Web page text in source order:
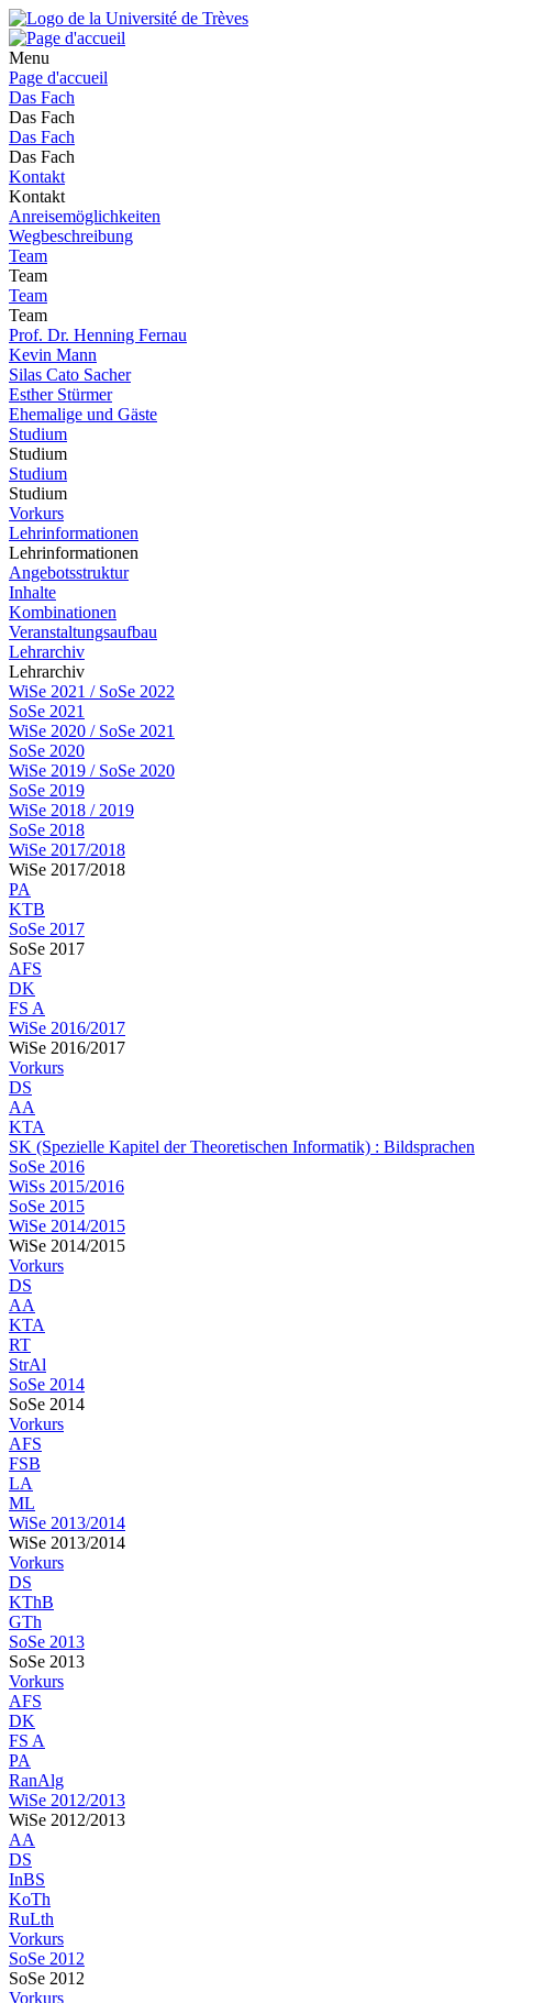
Menu
Page d'accueil
Das Fach
Das Fach
Das Fach
Das Fach
Kontakt
Kontakt
Anreisemöglichkeiten
Wegbeschreibung
Team
Team
Team
Team
Prof. Dr. Henning Fernau
Kevin Mann
Silas Cato Sacher
Esther Stürmer
Ehemalige und Gäste
Studium
Studium
Studium
Studium
Vorkurs
Lehrinformationen
Lehrinformationen
Angebotsstruktur
Inhalte
Kombinationen
Veranstaltungsaufbau
Lehrarchiv
Lehrarchiv
WiSe 2021 / SoSe 2022
SoSe 2021
WiSe 2020 / SoSe 2021
SoSe 2020
WiSe 2019 / SoSe 2020
SoSe 2019
WiSe 2018 / 2019
SoSe 2018
WiSe 2017/2018
WiSe 2017/2018
PA
KTB
SoSe 2017
SoSe 2017
AFS
DK
FS A
WiSe 2016/2017
WiSe 2016/2017
Vorkurs
DS
AA
KTA
SK (Spezielle Kapitel der Theoretischen Informatik) : Bildsprachen
SoSe 2016
WiSs 2015/2016
SoSe 2015
WiSe 2014/2015
WiSe 2014/2015
Vorkurs
DS
AA
KTA
RT
StrAl
SoSe 2014
SoSe 2014
Vorkurs
AFS
FSB
LA
ML
WiSe 2013/2014
WiSe 2013/2014
Vorkurs
DS
KThB
GTh
SoSe 2013
SoSe 2013
Vorkurs
AFS
DK
FS A
PA
RanAlg
WiSe 2012/2013
WiSe 2012/2013
AA
DS
InBS
KoTh
RuLth
Vorkurs
SoSe 2012
SoSe 2012
Vorkurs